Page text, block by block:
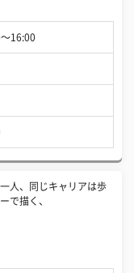
16:00
一人、同じキャリアは歩
で描く、